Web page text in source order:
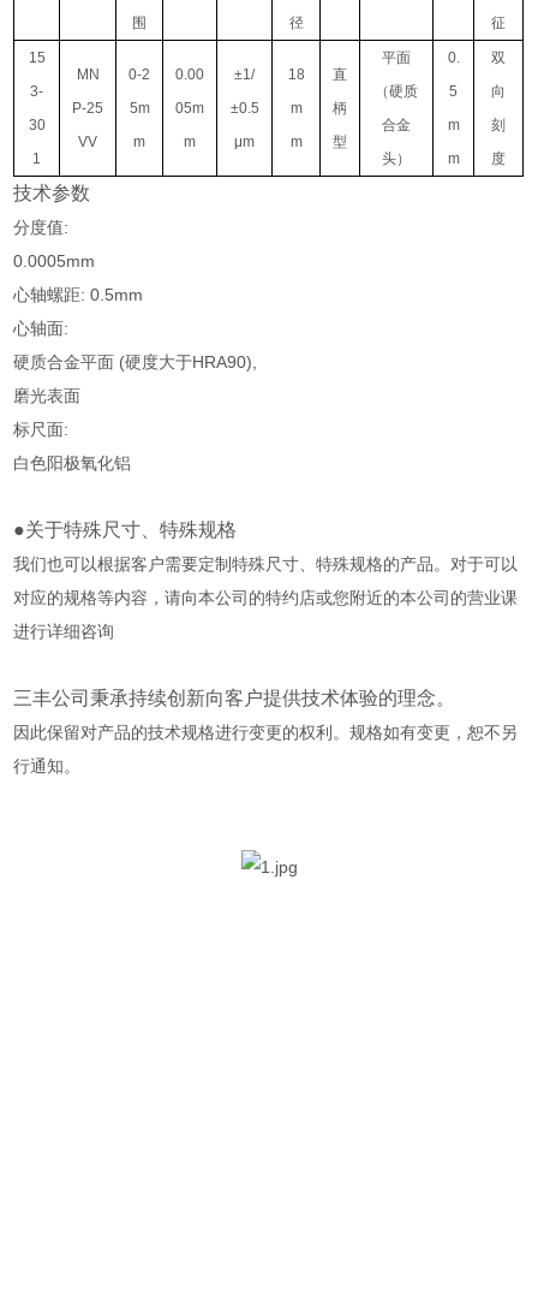
围
径
征
15
3-
30
1
MN
P-25
VV
0-2
5m
m
0.00
05m
m
±1/
±0.5
μm
18
m
m
直
柄
型
平面
（硬质
合金
头）
0.
5
m
m
双
向
刻
度
技术参数
分度值:
0.0005mm
心轴螺距: 0.5mm
心轴面:
硬质合金平面 (硬度大于HRA90),
磨光表面
标尺面:
白色阳极氧化铝
●关于特殊尺寸、特殊规格
我们也可以根据客户需要定制特殊尺寸、特殊规格的产品。对于可以
对应的规格等内容，请向本公司的特约店或您附近的本公司的营业课
进行详细咨询
三丰公司秉承持续创新向客户提供技术体验的理念。
因此保留对产品的技术规格进行变更的权利。规格如有变更，恕不另
行通知。